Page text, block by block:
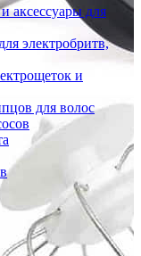
аксессуары для
электробритв,
и
для волос